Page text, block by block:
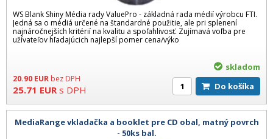
WS Blank Shiny Média rady ValuePro - základná rada médií výrobcu FTI.
Jedná sa o médiá určené na štandardné použitie, ale pri splenení
najnáročnejších kritérií na kvalitu a spoľahlivosť. Zujímavá voľba pre
užívateľov hľadajúcich najlepší pomer cena/výko
20.90 EUR bez DPH
25.71 EUR s DPH
skladom
Do košíka
MediaRange vkladačka a booklet pre CD obal, matný povrch
- 50ks bal.